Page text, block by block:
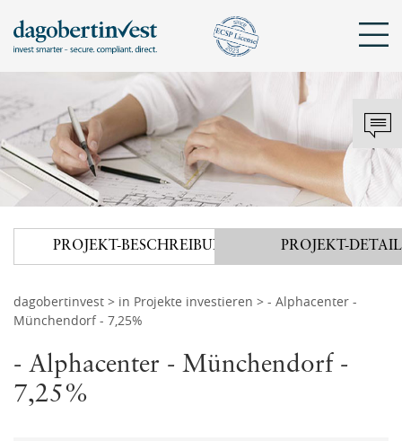
KONTAKT
DAGOBERTINVEST
Tel.: +43 720 072 821
hello@dagobertinvest.com
Wohllebengasse 12-14
1040 Wien
Kontaktanfrage
FAQ
ANMELDEN
Mit bestehendem Konto anmelden
Angemeldet bleiben
oder
PROJEKT-BESCHREIBUNG PROJEKT-
dagobertinvest > in Projekte investieren > - Alphacenter -
Münchendorf - 7,25%
- Alphacenter - Münchendorf -
7,25%